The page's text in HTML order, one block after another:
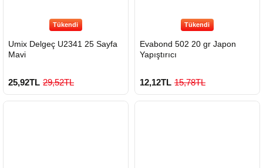
Tükendi
Umix Delgeç U2341 25 Sayfa
Mavi
25,92TL 29,52TL
Tükendi
Evabond 502 20 gr Japon
Yapıştırıcı
12,12TL 15,78TL